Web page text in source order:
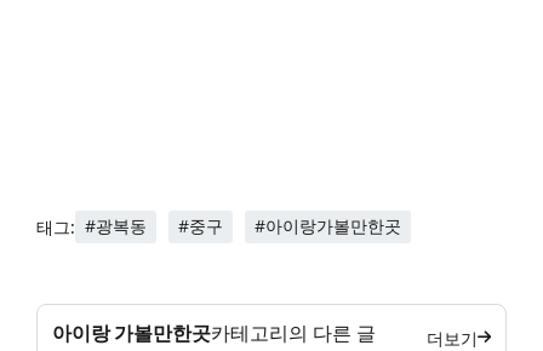
태그: #광복동 #중구 #아이랑가볼만한곳
아이랑 가볼만한곳카테고리의 다른 글 더보기